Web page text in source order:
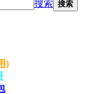
搜索 搜索
)